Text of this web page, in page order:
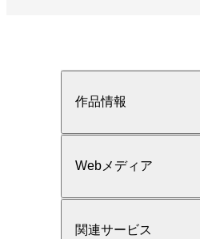
作品情報
Webメディア
関連サービス